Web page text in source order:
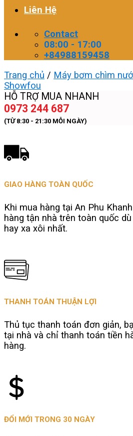
Liên Hệ
Contact
08:00 - 17:00
+84988159458
Trang chủ / Máy bơm chìm
Showfou
HỖ TRỢ MUA NHANH
0973 244 687
(TỪ 8:30 - 21:30 MỖI NGÀY)
GIAO HÀNG TOÀN QUỐC
Khi mua hàng tại An Phu
hàng tận nhà trên toàn quốc
hay xa xôi nhất.
THANH TOÁN THUẬN LỢI
Thủ tục thanh toán đơn giản,
tại nhà và chỉ thanh toán tiền
hàng.
ĐỔI MỚI TRONG 30 NGÀY